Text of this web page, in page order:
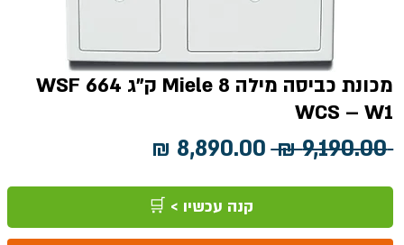
מכונת כביסה מילה Miele 8 ק"ג WSF 664
WCS – W1
‏9,190.00 ‏₪
מחיר
רגיל
מבצע
קנה עכשיו > 🛒